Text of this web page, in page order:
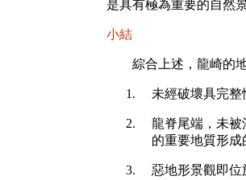
是具有極為重要的自然
小結
綜合上述，龍崎的地
未經破壞具完整
龍脊尾端，未
的重要地質形成
惡地形景觀即位